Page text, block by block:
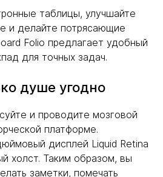
таблицы, улучшайте
и делайте потрясающие
Folio предлагает удобный
для точных задач.
душе угодно
и проводите мозговой
платформе.
дисплей Liquid Retina
холст. Таким образом, вы
заметки, помечать